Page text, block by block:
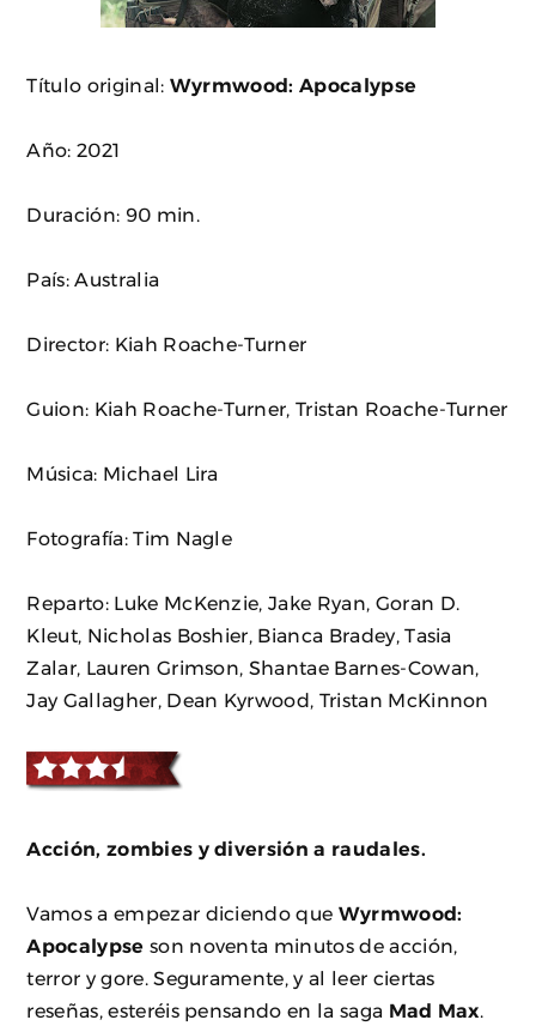
Título original: Wyrmwood: Apocalypse
Año: 2021
Duración: 90 min.
País: Australia
Director: Kiah Roache-Turner
Guion: Kiah Roache-Turner, Tristan Roache-Turner
Música: Michael Lira
Fotografía: Tim Nagle
Reparto: Luke McKenzie, Jake Ryan, Goran D.
Kleut, Nicholas Boshier, Bianca Bradey, Tasia
Zalar, Lauren Grimson, Shantae Barnes-Cowan,
Jay Gallagher, Dean Kyrwood, Tristan McKinnon
Acción, zombies y diversión a raudales.
Vamos a empezar diciendo que Wyrmwood:
Apocalypse son noventa minutos de acción,
terror y gore. Seguramente, y al leer ciertas
reseñas, esteréis pensando en la saga Mad Max